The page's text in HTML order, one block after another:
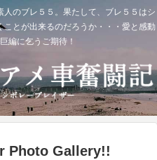
のブレ５５。果たして、ブレ５５はシ
とが出来るのだろうか・・・愛と感動
編に乞うご期待！
Photo Gallery!!